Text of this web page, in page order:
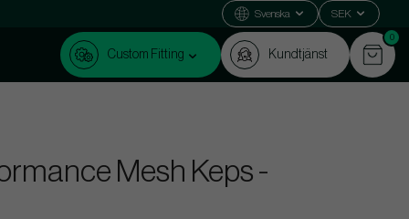
Svenska SEK
Custom Fitting Kundtjänst
0
Mesh Keps -